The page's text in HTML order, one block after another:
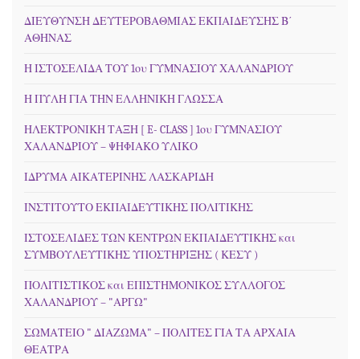
ΔΙΕΥΘΥΝΣΗ ΔΕΥΤΕΡΟΒΑΘΜΙΑΣ ΕΚΠΑΙΔΕΥΣΗΣ Β΄
ΑΘΗΝΑΣ
Η ΙΣΤΟΣΕΛΙΔΑ ΤΟΥ 1ου ΓΥΜΝΑΣΙΟΥ ΧΑΛΑΝΔΡΙΟΥ
Η ΠΥΛΗ ΓΙΑ ΤΗΝ ΕΛΛΗΝΙΚΗ ΓΛΩΣΣΑ
ΗΛΕΚΤΡΟΝΙΚΗ ΤΑΞΗ [ E- CLASS ] 1ου ΓΥΜΝΑΣΙΟΥ
ΧΑΛΑΝΔΡΙΟΥ – ΨΗΦΙΑΚΟ ΥΛΙΚΟ
ΙΔΡΥΜΑ ΑΙΚΑΤΕΡΙΝΗΣ ΛΑΣΚΑΡΙΔΗ
ΙΝΣΤΙΤΟΥΤΟ ΕΚΠΑΙΔΕΥΤΙΚΗΣ ΠΟΛΙΤΙΚΗΣ
ΙΣΤΟΣΕΛΙΔΕΣ ΤΩΝ ΚΕΝΤΡΩΝ ΕΚΠΑΙΔΕΥΤΙΚΗΣ και
ΣΥΜΒΟΥΛΕΥΤΙΚΗΣ ΥΠΟΣΤΗΡΙΞΗΣ ( ΚΕΣΥ )
ΠΟΛΙΤΙΣΤΙΚΟΣ και ΕΠΙΣΤΗΜΟΝΙΚΟΣ ΣΥΛΛΟΓΟΣ
ΧΑΛΑΝΔΡΙΟΥ – "ΑΡΓΩ"
ΣΩΜΑΤΕΙΟ " ΔΙΑΖΩΜΑ" – ΠΟΛΙΤΕΣ ΓΙΑ ΤΑ ΑΡΧΑΙΑ
ΘΕΑΤΡΑ